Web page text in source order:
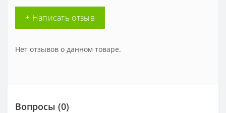
+ Написать отзыв
Нет отзывов о данном товаре.
Вопросы (0)